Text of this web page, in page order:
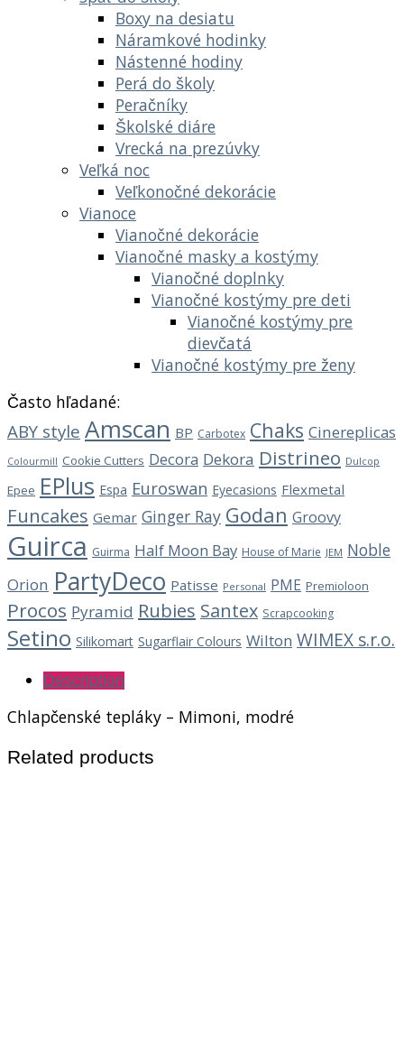
Boxy na desiatu
Náramkové hodinky
Nástenné hodiny
Perá do školy
Peračníky
Školské diáre
Vrecká na prezúvky
Veľká noc
Veľkonočné dekorácie
Vianoce
Vianočné dekorácie
Vianočné masky a kostýmy
Vianočné doplnky
Vianočné kostýmy pre deti
Vianočné kostýmy pre
dievčatá
Vianočné kostýmy pre ženy
Často hľadané:
ABY style Amscan BP Carbotex Chaks Cinereplicas
Colourmill Cookie Cutters Decora Dekora Distrineo Dulcop
Epee EPlus Espa Euroswan Eyecasions Flexmetal
Funcakes Gemar Ginger Ray Godan Groovy
Guirca Guirma Half Moon Bay House of Marie JEM Noble
Orion PartyDeco Patisse Personal PME Premioloon
Procos Pyramid Rubies Santex Scrapcooking
Setino Silikomart Sugarflair Colours Wilton WIMEX s.r.o.
Description
Chlapčenské tepláky – Mimoni, modré
Related products